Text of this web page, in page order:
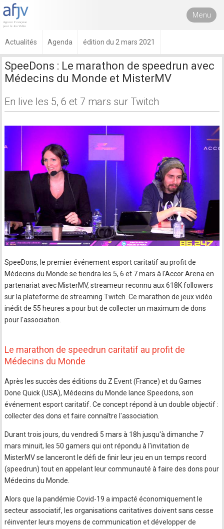
Menu
Actualités Agenda édition du 2 mars 2021
SpeeDons : Le marathon de speedrun avec
Médecins du Monde et MisterMV
En live les 5, 6 et 7 mars sur Twitch
SpeeDons, le premier événement esport caritatif au profit de
Médecins du Monde se tiendra les 5, 6 et 7 mars à l'Accor Arena en
partenariat avec MisterMV, streameur reconnu aux 618K followers
sur la plateforme de streaming Twitch. Ce marathon de jeux vidéo
inédit de 55 heures a pour but de collecter un maximum de dons
pour l'association.
Le marathon de speedrun caritatif au profit de
Médecins du Monde
Après les succès des éditions du Z Event (France) et du Games
Done Quick (USA), Médecins du Monde lance Speedons, son
événement esport caritatif. Ce concept répond à un double objectif :
collecter des dons et faire connaître l'association.
Durant trois jours, du vendredi 5 mars à 18h jusqu'à dimanche 7
mars minuit, les 50 gamers qui ont répondu à l'invitation de
MisterMV se lanceront le défi de finir leur jeu en un temps record
(speedrun) tout en appelant leur communauté à faire des dons pour
Médecins du Monde.
Alors que la pandémie Covid-19 a impacté économiquement le
secteur associatif, les organisations caritatives doivent sans cesse
réinventer leurs moyens de communication et développer de